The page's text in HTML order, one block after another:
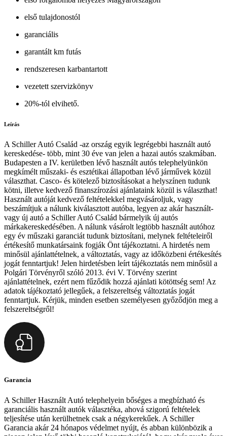
első tulajdonostól
garanciális
garantált km futás
rendszeresen karbantartott
vezetett szervizkönyv
20%-tól elvihető.
Leírás
A Schiller Autó Család -az ország egyik legrégebbi használt autó
kereskedése- több, mint 30 éve van jelen a hazai autós szakmában.
Budapesten a IV. kerületben lévő használt autós telephelyünkön
megkímélt műszaki- és esztétikai állapotban lévő járművek közül
választhat. Casco- és kötelező biztosításokat a helyszínen tudunk
kötni, illetve kedvező finanszírozási ajánlataink közül is választhat!
Használt autóját kedvező feltételekkel megvásároljuk, vagy
beszámítjuk a nálunk kiválasztott autóba, legyen az akár használt-
vagy új autó a Schiller Autó Család bármelyik új autós
márkakereskedésében. A nálunk vásárolt legtöbb használt autóhoz
egy év műszaki garanciát tudunk biztosítani, melynek feltételeiről
értékesítő munkatársaink fogják Önt tájékoztatni. A hirdetés nem
minősül ajánlattételnek, a változtatás, vagy az időközbeni értékesítés
jogát fenntartjuk! Jelen hirdetésben leírt tájékoztatás nem minősül a
Polgári Törvényről szóló 2013. évi V. Törvény szerint
ajánlattételnek, ezért nem fűződik hozzá ajánlati kötöttség sem! Az
adatok tájékoztató jellegűek, a felszereltség változtatás jogát
fenntartjuk. Kérjük, minden esetben személyesen győződjön meg a
felszereltségről!
Garancia
A Schiller Használt Autó telephelyein bőséges a megbízható és
garanciális használt autók választéka, ahová szigorú feltételek
teljesítése után kerülhetnek csak a négykerekűek. A Schiller
Garancia akár 24 hónapos védelmet nyújt, és abban különbözik a